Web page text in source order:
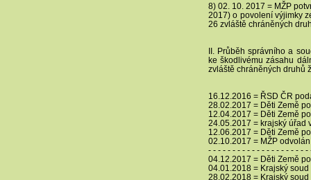
8) 02. 10. 2017 = MŽP
2017) o povolení výjimky
26 zvláště chráněných
II. Průběh správního a
ke škodlivému zásahu
zvláště chráněných druhů
16.12.2016 = ŘSD ČR
28.02.2017 = Děti Země
12.04.2017 = Děti Země
24.05.2017 = krajský úřad
12.06.2017 = Děti Země
02.10.2017 = MŽP
- - - - - - - - - - - - - - - - - - - - -
04.12.2017 = Děti Země
04.01.2018 = Krajský
28.02.2018 = Krajský